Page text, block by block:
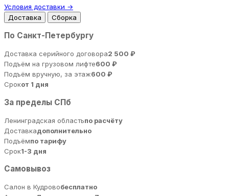
Условия доставки →
Доставка
Сборка
По Санкт-Петербургу
Доставка серийного договора2 500 ₽
Подъём на грузовом лифте600 ₽
Подъём вручную, за этаж600 ₽
Срокот 1 дня
За пределы СПб
Ленинградская областьпо расчёту
Доставкадополнительно
Подъёмпо тарифу
Срок1-3 дня
Самовывоз
Салон в Кудровобесплатно